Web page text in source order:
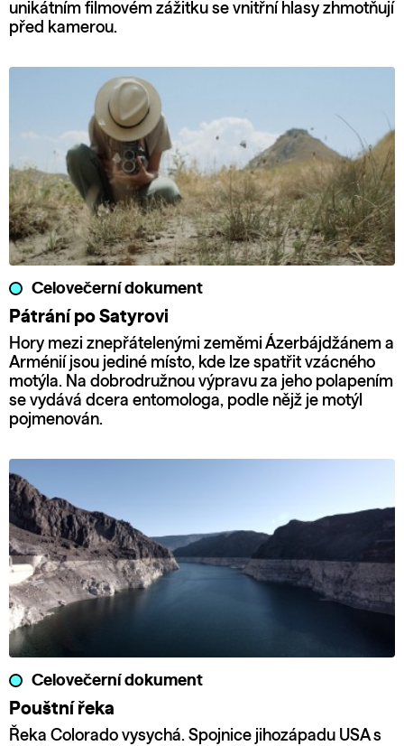
unikátním filmovém zážitku se vnitřní hlasy zhmotňují
před kamerou.
Celovečerní dokument
Pátrání po Satyrovi
Hory mezi znepřátelenými zeměmi Ázerbájdžánem a
Arménií jsou jediné místo, kde lze spatřit vzácného
motýla. Na dobrodružnou výpravu za jeho polapením
se vydává dcera entomologa, podle nějž je motýl
pojmenován.
Celovečerní dokument
Pouštní řeka
Řeka Colorado vysychá. Spojnice jihozápadu USA s